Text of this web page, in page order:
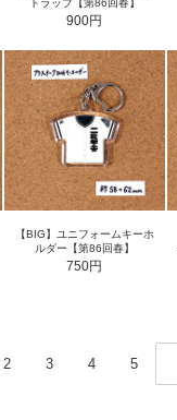
トラップ【第86回春】
900円
【BIG】ユニフォームキーホ
ルダー【第86回春】
750円
2 3 4
5